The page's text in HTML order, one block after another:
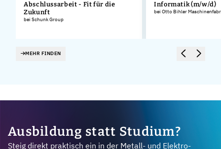
Abschlussarbeit - Fit für die
Zukunft
bei Schunk Group
Informatik (m/w/d)
bei Otto Bihler
MEHR FINDEN
Ausbildung statt Studium?
Steig direkt praktisch ein in der Metall- und Elektro-